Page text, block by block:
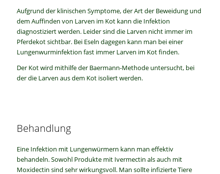
Aufgrund der klinischen Symptome, der Art der Beweidung und
dem Auffinden von Larven im Kot kann die Infektion
diagnostiziert werden. Leider sind die Larven nicht immer im
Pferdekot sichtbar. Bei Eseln dagegen kann man bei einer
Lungenwurminfektion fast immer Larven im Kot finden.
Der Kot wird mithilfe der Baermann-Methode untersucht, bei
der die Larven aus dem Kot isoliert werden.
Behandlung
Eine Infektion mit Lungenwürmern kann man effektiv
behandeln. Sowohl Produkte mit Ivermectin als auch mit
Moxidectin sind sehr wirkungsvoll. Man sollte infizierte Tiere